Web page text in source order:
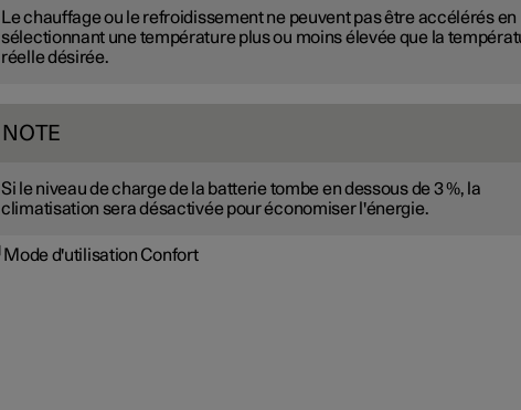
Le chauffage ou le refroidissement ne peuvent pas être accélérés en
sélectionnant une température plus ou moins élevée que la
réelle désirée.
NOTE
Si le niveau de charge de la batterie tombe en dessous de 3 %, la
climatisation sera désactivée pour économiser l'énergie.
Mode d'utilisation Confort